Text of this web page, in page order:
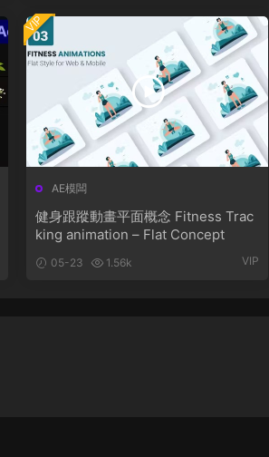
AE模闆
健身跟蹤動畫平面概念 Fitness Trac
king animation – Flat Concept
05-23 1.56k VIP
VIP